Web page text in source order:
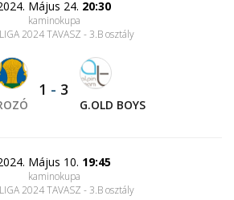
Május 24. 20:30
kaminokupa
2024 TAVASZ - 3.B osztály
1 - 3
G.OLD BOYS
Május 10. 19:45
kaminokupa
2024 TAVASZ - 3.B osztály